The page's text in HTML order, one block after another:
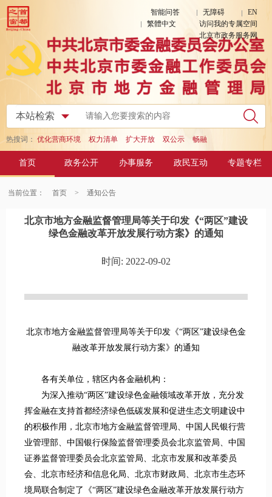
智能问答 无障碍
EN
繁體中文
访问我的专属空间
北京市政务服务网
热搜词： 优化营商环境 权力清单 扩大开放 双公示 畅融
首页 政务公开 办事服务 政民互动 专题专栏
当前位置： 首页 > 通知公告
北京市地方金融监督管理局等关于印发《“两区”建设
绿色金融改革开放发展行动方案》的通知
时间: 2022-09-02
北京市地方金融监督管理局等关于印发《“两区”建设绿色金
融改革开放发展行动方案》的通知
各有关单位，辖区内各金融机构：
为深入推动“两区”建设绿色金融领域改革开放，充分发
挥金融在支持首都经济绿色低碳发展和促进生态文明建设中
的积极作用，北京市地方金融监督管理局、中国人民银行营
业管理部、中国银行保险监督管理委员会北京监管局、中国
证券监督管理委员会北京监管局、北京市发展和改革委员
会、北京市经济和信息化局、北京市财政局、北京市生态环
境局联合制定了《“两区”建设绿色金融改革开放发展行动方